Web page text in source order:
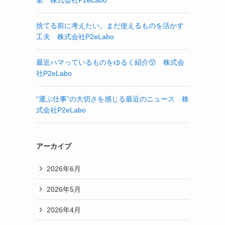
捨てる前に考えたい。まだ使えるものを活かす
工夫 株式会社P2eLabo
最近ハマっているものをゆるく紹介😚 株式会
社P2eLabo
“運ぶ仕事”の大切さを感じる最近のニュース 株
式会社P2eLabo
アーカイブ
2026年6月
2026年5月
2026年4月